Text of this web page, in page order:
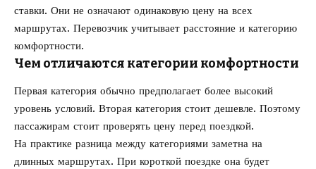
ставки. Они не означают одинаковую цену на всех
маршрутах. Перевозчик учитывает расстояние и категорию
комфортности.
Чем отличаются категории комфортности
Первая категория обычно предполагает более высокий
уровень условий. Вторая категория стоит дешевле. Поэтому
пассажирам стоит проверять цену перед поездкой.
На практике разница между категориями заметна на
длинных маршрутах. При короткой поездке она будет